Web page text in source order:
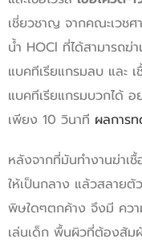
เชี่ยวชาญ จากคณะเวช
น้ํา HOCl ที่ได้สามารถฆ่
แบคทีเรียแกรมลบ และ เ
แบคทีเรียแกรมบวกได้
เพียง 10 วินาที ผลการ
หลังจากที่มันทํางานฆ่าเ
ให้เป็นกลาง แล้วสลายตั
พิษใดๆตกค้าง จึงมี ควา
เล่นเด็ก พื้นผิวที่ต้องสั